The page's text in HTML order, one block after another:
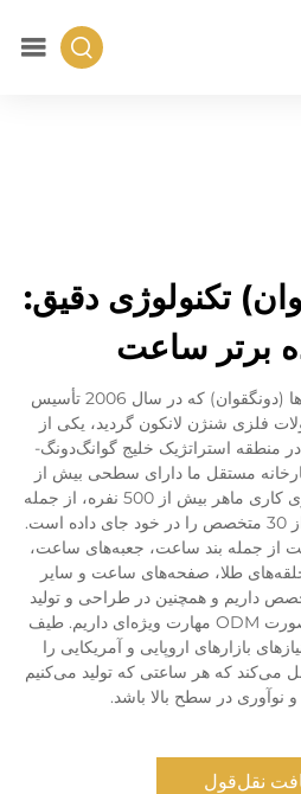
تکنولوژی دقیق:
برتر ساعت
شرکت تکنولوژی دقیق باوریوها (دونگقوان) که در سال 2006 تأسیس
فلزی شنژن لانکون گردید، یکی از
منطقه استراتژیک خلیج گوانگ‌دونگ-
مستقل ما دارای سطحی بیش از
20,000 متر مربع است و نیروی کاری ماهر بیش از 500 نفره، از جمله
تیم تحقیق و توسعه‌ای با بیش از 30 متخصص را در خود جای داده است.
از جمله بند ساعت، جعبه‌های ساعت،
طلا، صفحه‌های ساعت و سایر
داریم و همچنین در طراحی و تولید
ساعت‌های فلزات گرانبها به صورت ODM مهارت ویژه‌ای داریم. طیف
بازارهای اروپایی و آمریکایی را
می‌کند که هر ساعتی که تولید می‌کنیم
نوآوری در سطح بالا باشد.
نقل‌قول